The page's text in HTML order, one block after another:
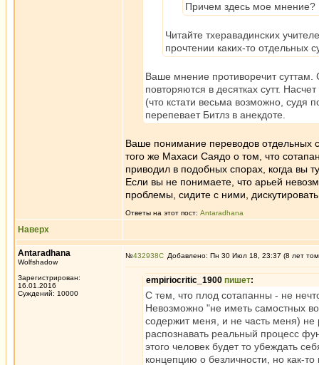
Причем здесь мое мнение?
Читайте тхеравадинских
прочтении каких-то отдельных
Ваше мнение противоречит суттам.
повторяются в десятках сутт.
(что кстати весьма возможно, судя
перепевает Битлз в анекдоте.
Ваше понимание переводов отдельных
того же Махаси Саядо о том, что
приводил в подобных спорах, когда вы
Если вы не понимаете, что арьей
проблемы, сидите с ними,
Ответы на этот пост: Antaradhana
Наверх
Antaradhana
Wolfshadow
Зарегистрирован:
16.01.2016
Суждений: 10000
№432938 Добавлено: Пн 30 Июл 18, 23:37 (8 лет
empiriocritic_1900 пишет:
С тем, что плод сотапанны - не
Невозможно "не иметь самостных
содержит меня, и не часть меня) не
распознавать реальный процесс
этого человек будет то убеждать
концепцию о безличности, но как-